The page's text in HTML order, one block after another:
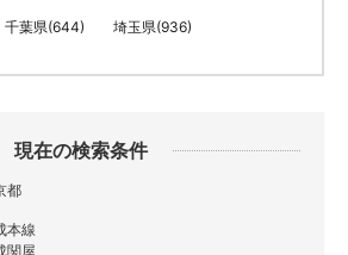
千葉県(644) 埼玉県(936)
現在の検索条件
都
本線
関屋